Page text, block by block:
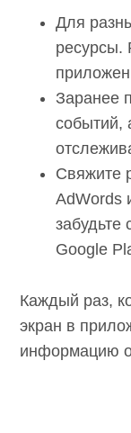
Для
ресурсы.
Заранее
событий,
Свяжите
AdWords
забудьте
Google
Каждый раз,
экран в
информацию